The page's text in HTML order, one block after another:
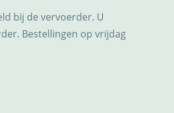
bij de vervoerder. U
Bestellingen op vrijdag